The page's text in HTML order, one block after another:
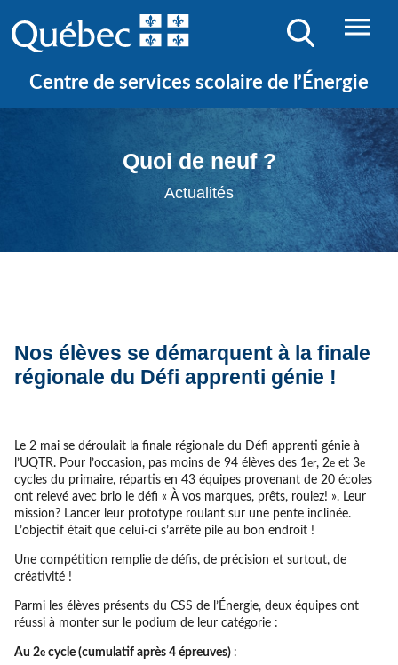
Centre de services scolaire de l’Énergie
Quoi de neuf ?
Actualités
Nos élèves se démarquent à la finale
régionale du Défi apprenti génie !
Le 2 mai se déroulait la finale régionale du Défi apprenti génie à
l’UQTR. Pour l’occasion, pas moins de 94 élèves des 1 er, 2eet 3e
cycles du primaire, répartis en 43 équipes provenant de 20 écoles
ont relevé avec brio le défi « À vos marques, prêts, roulez! ». Leur
mission? Lancer leur prototype roulant sur une pente inclinée.
L’objectif était que celui-ci s’arrête pile au bon endroit !
Une compétition remplie de défis, de précision et surtout, de
créativité !
Parmi les élèves présents du CSS de l’Énergie, deux équipes ont
réussi à monter sur le podium de leur catégorie :
Au 2ecycle (cumulatif après 4 épreuves) :